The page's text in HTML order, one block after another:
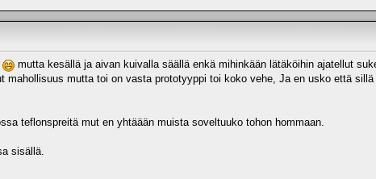
mutta kesällä ja aivan kuivalla säällä enkä mihinkään lätäköihin ajatellut
mutta toi on vasta prototyyppi toi koko vehe, Ja en usko että sillä
teflonspreitä mut en yhtäään muista soveltuuko tohon hommaan.
sisällä.